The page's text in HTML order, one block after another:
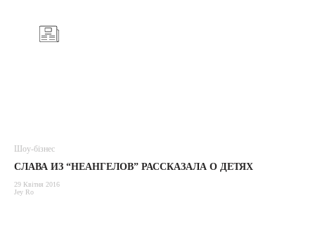
Шоу-бізнес
СЛАВА ИЗ “НЕАНГЕЛОВ” РАССКАЗАЛА О ДЕТЯХ
29 Квітня 2016
Jey Ro